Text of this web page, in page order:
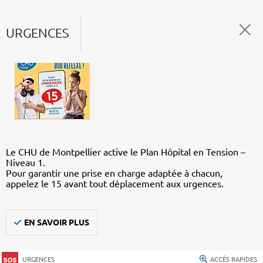
URGENCES
Le CHU de Montpellier active le Plan Hôpital en Tension –
Niveau 1.
Pour garantir une prise en charge adaptée à chacun,
appelez le 15 avant tout déplacement aux urgences.
EN SAVOIR PLUS
URGENCES ACCÈS RAPIDES